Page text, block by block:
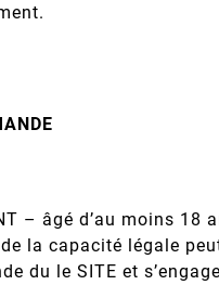
– âgé d’au moins 18
la capacité légale
du le SITE et